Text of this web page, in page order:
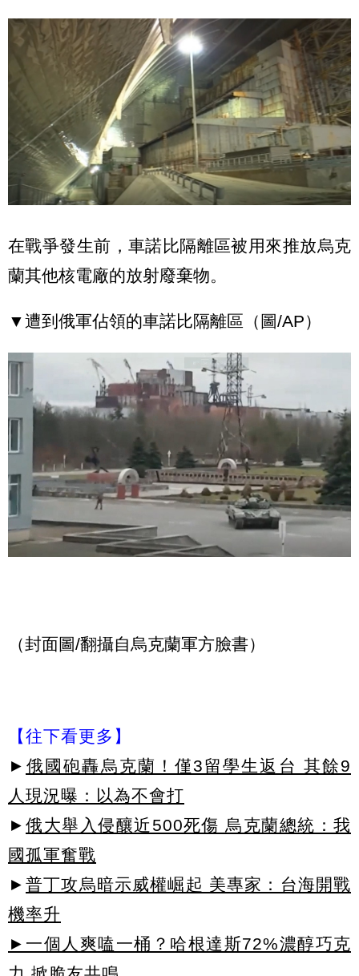
在戰爭發生前，車諾比隔離區被用來推放烏克
蘭其他核電廠的放射廢棄物。
▼遭到俄軍佔領的車諾比隔離區（圖/AP）
（封面圖/翻攝自烏克蘭軍方臉書）
【往下看更多】
► 俄國砲轟烏克蘭！僅3留學生返台 其餘9
人現況曝：以為不會打
► 俄大舉入侵釀近500死傷 烏克蘭總統：我
國孤軍奮戰
► 普丁攻烏暗示威權崛起 美專家：台海開戰
機率升
►一個人爽嗑一桶？哈根達斯72%濃醇巧克